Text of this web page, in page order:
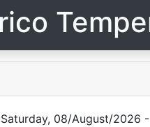
Saturday, 08/August/2026